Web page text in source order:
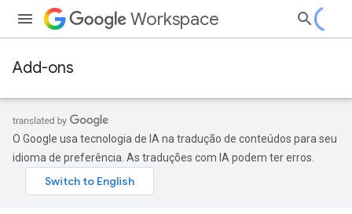
Workspace
Add-ons
O Google usa tecnologia de IA na tradução de conteúdos para seu
idioma de preferência. As traduções com IA podem ter erros.